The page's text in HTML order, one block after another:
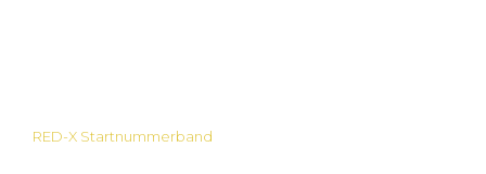
Bericht
RED-X Startnummerband